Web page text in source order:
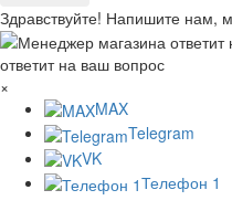
Здравствуйте! Напишите нам,
ответит на ваш вопрос
×
MAX
Telegram
VK
Телефон 1